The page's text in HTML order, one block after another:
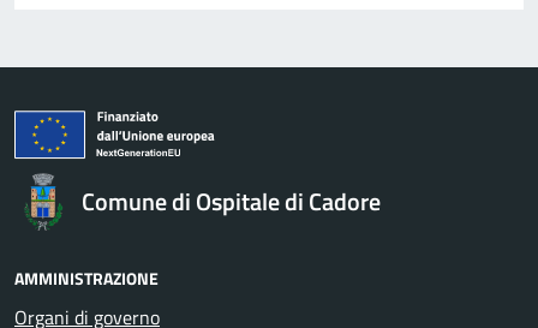
Comune di Ospitale di Cadore
AMMINISTRAZIONE
Organi di governo